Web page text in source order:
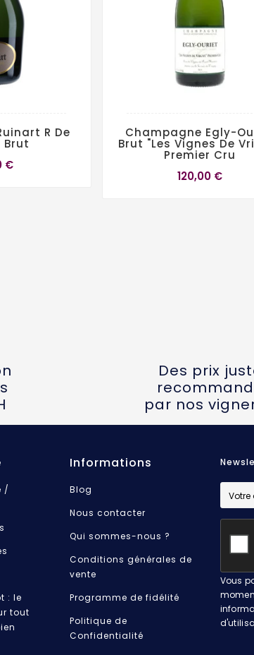
R De
Brut
€
Champagne Egly-
Brut "Les Vignes De
Premier Cru
120,00 €
Des prix
par nos
/
: le
tout
Informations
Blog
Nous contacter
Qui sommes-nous ?
Conditions générales de
vente
Programme de fidélité
Politique de
Confidentialité
Vous